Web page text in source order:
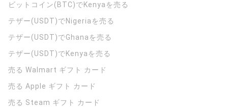
ビットコイン(BTC)でKenyaを売る
テザー(USDT)でNigeriaを売る
テザー(USDT)でGhanaを売る
テザー(USDT)でKenyaを売る
売る Walmart ギフト カード
売る Apple ギフト カード
売る Steam ギフト カード